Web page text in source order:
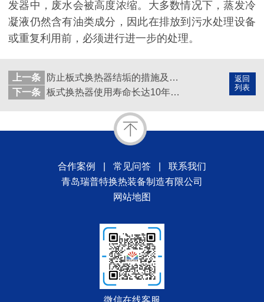
发器中，废水会被高度浓缩。大多数情况下，蒸发冷
凝液仍然含有油类成分，因此在排放到污水处理设备
或重复利用前，必须进行进一步的处理。
返回
列表
上一条
防止板式换热器结垢的措施及其清洗原理
下一条
板式换热器使用寿命长达10年，究竟是怎么做到的
合作案例 常见问答
联系我们
青岛瑞普特换热装备制造有限公司
网站地图
微信在线客服